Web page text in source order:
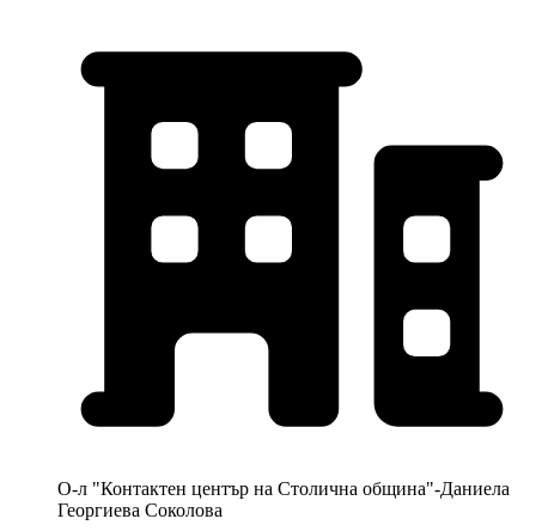
О-л "Контактен център на Столична община"-Даниела
Георгиева Соколова